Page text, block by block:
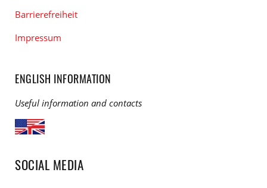
Barrierefreiheit
Impressum
ENGLISH INFORMATION
Useful information and contacts
SOCIAL MEDIA